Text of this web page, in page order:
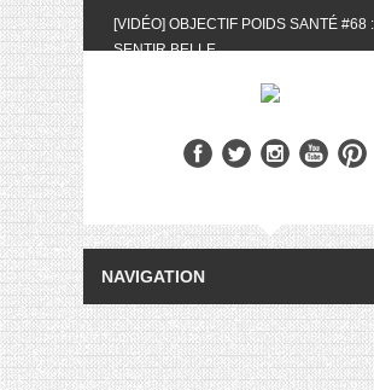
[VIDÉO] OBJECTIF POIDS SANTÉ #68
SENTIR BELLE
BIOTYFULL BOX DU MOIS DE MAI
[VIDÉO] QUITOQUE #10 : MEAL PREP
CONVIVIALITÉ
[VIDÉO] UNBOXING : LES MY LITTLE &
BIOTYFULL BOX DU MOIS D’AVRIL
FEAT. AKILA
[VIDÉO] OBJECTIF POIDS SANTÉ #67 :
DES AUTRES, CE N’EST QUE LA VIE